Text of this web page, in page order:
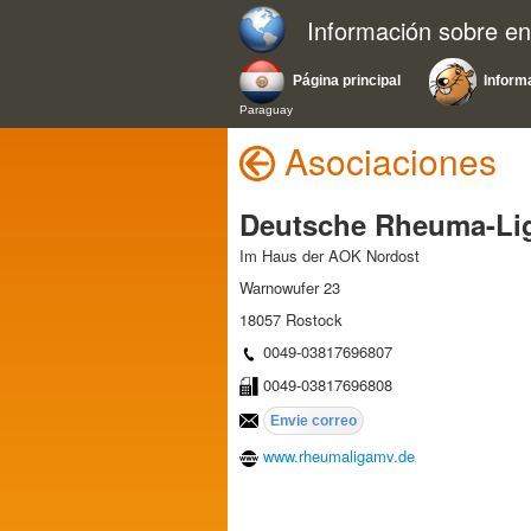
Información sobre
Página principal
Paraguay
Asociaciones
Deutsche Rheuma-
Im Haus der AOK Nordost
Warnowufer 23
18057 Rostock
0049-03817696807
0049-03817696808
www.rheumaligamv.de